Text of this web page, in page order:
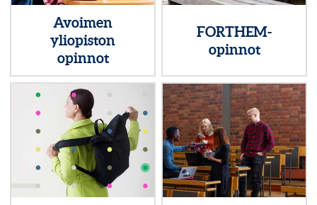
Avoimen
yliopiston
opinnot
FORTHEM-
opinnot